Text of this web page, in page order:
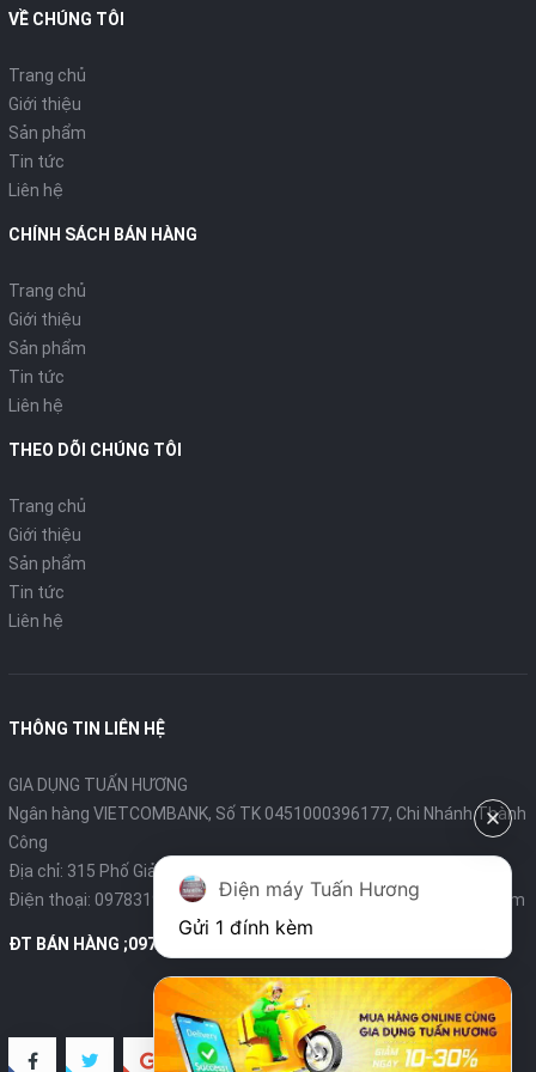
Thông tin chung
Màu sắc:
Xuất xứ:
Thời gian bảo hành:
Loại lò nướng:
Dung tích:
Quạt đối lưu:Có
Chức năng hẹn giờ:Có
250°C
Nướng 2 mặt
Kích thước & Khối lượng
VỀ CHÚNG TÔI
Trang chủ
Giới thiệu
Sản phẩm
Tin tức
Liên hệ
CHÍNH SÁCH BÁN HÀNG
Trang chủ
Giới thiệu
Sản phẩm
Tin tức
Liên hệ
THEO DÕI CHÚNG TÔI
Trang chủ
Giới thiệu
Sản phẩm
Tin tức
Liên hệ
THÔNG TIN LIÊN HỆ
GIA DỤNG TUẤN HƯƠNG
Ngân hàng VIETCOMBANK, Số TK 0451000396177, Chi Nhánh Thành
Công
Địa chỉ: 315 Phố Giảng Võ - Ba Đình - Hà Nội
Điện thoại: 0978319375- Email:diengiadungtuanhuong@gmail.com
ĐT BÁN HÀNG ;0978319375
Điện máy Tuấn Hương
Gửi 1 đính kèm